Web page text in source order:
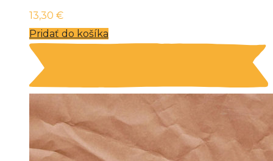
13,30 €
Pridať do košíka